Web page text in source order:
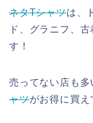
ネタTシャツは、
ド、グラニフ、
す！
売ってない店も
ャツがお得に買え